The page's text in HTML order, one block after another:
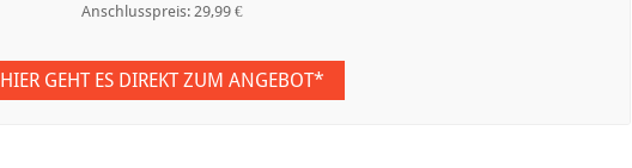
Anschlusspreis: 29,99 €
HIER GEHT ES DIREKT ZUM ANGEBOT*